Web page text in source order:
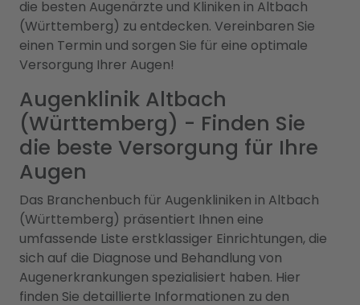
die besten Augenärzte und Kliniken in Altbach
(Württemberg) zu entdecken. Vereinbaren Sie
einen Termin und sorgen Sie für eine optimale
Versorgung Ihrer Augen!
Augenklinik Altbach
(Württemberg) - Finden Sie
die beste Versorgung für Ihre
Augen
Das Branchenbuch für Augenkliniken in Altbach
(Württemberg) präsentiert Ihnen eine
umfassende Liste erstklassiger Einrichtungen, die
sich auf die Diagnose und Behandlung von
Augenerkrankungen spezialisiert haben. Hier
finden Sie detaillierte Informationen zu den